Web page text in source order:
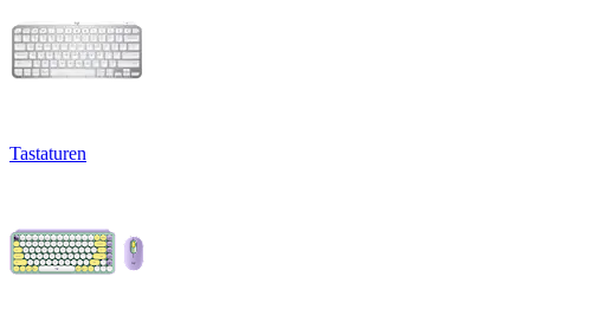
Tastaturen